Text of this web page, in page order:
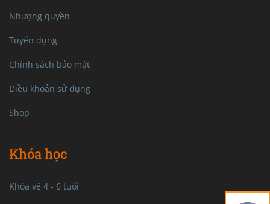
Nhượng quyền
Tuyển dụng
Chính sách bảo mật
Điều khoản sử dụng
Shop
Khóa học
Khóa vẽ 4 - 6 tuổi